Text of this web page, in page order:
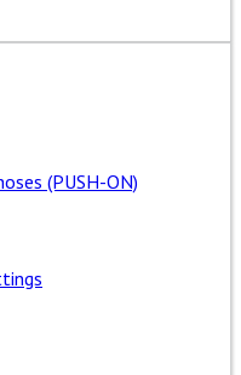
(PUSH-ON)